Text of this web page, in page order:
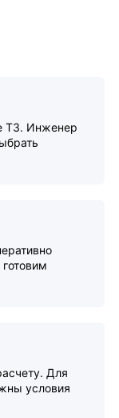
ТЗ. Инженер
Для
условия